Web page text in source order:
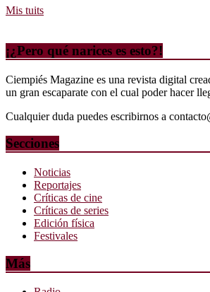
Mis tuits
¡¿Pero qué narices es esto?!
Ciempiés Magazine es una revista digital
un gran escaparate con el cual poder hacer
Cualquier duda puedes escribirnos a
Secciones
Noticias
Reportajes
Críticas de cine
Críticas de series
Edición física
Festivales
Más